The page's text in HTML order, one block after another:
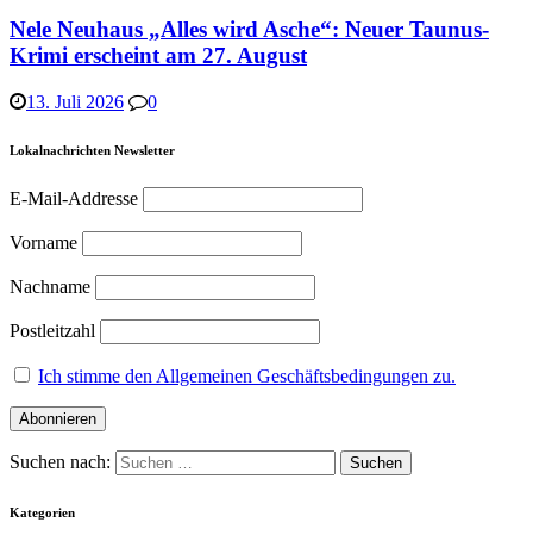
Nele Neuhaus „Alles wird Asche“: Neuer Taunus-
Krimi erscheint am 27. August
13. Juli 2026 0
Lokalnachrichten Newsletter
E-Mail-Addresse
Vorname
Nachname
Postleitzahl
Ich stimme den Allgemeinen Geschäftsbedingungen zu.
Suchen nach:
Kategorien